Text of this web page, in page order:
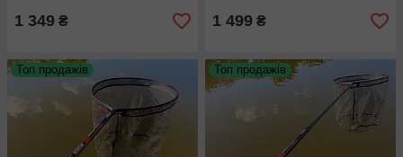
1 349 ₴ 1 499 ₴
Топ продажів Топ продажів